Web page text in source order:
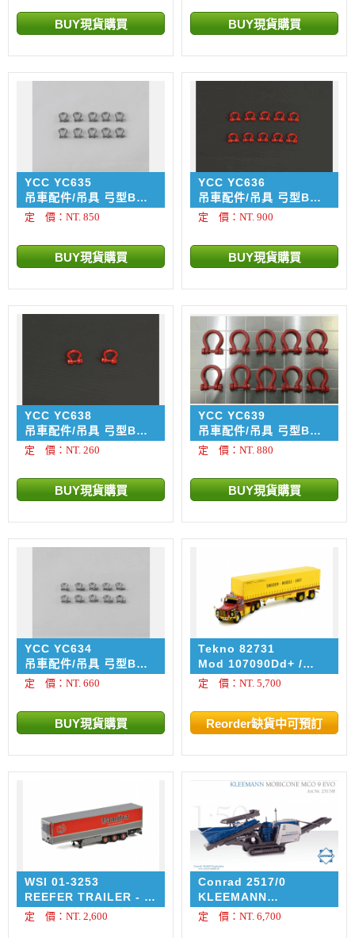
YCC YC635
吊車配件/吊具 弓型BW
卸扣 - Shackle
定 價：NT. 850
YCC YC636
吊車配件/吊具 弓型BW
卸扣 - Shackle 200
ton / 10入
定 價：NT. 900
YCC YC638
吊車配件/吊具 弓型BW
卸扣 - Shackle 500
ton / 2入
定 價：NT. 260
YCC YC639
吊車配件/吊具 弓型BW
卸扣 - Shackle
定 價：NT. 880
YCC YC634
吊車配件/吊具 弓型BW
卸扣 - Shackle 25 ton
/ 10入
定 價：NT. 660
Tekno 82731
Mod 107090Dd+ /
Stjarnstroms
Stjarnstroms
定 價：NT. 5,700
WSI 01-3253
REEFER TRAILER - 3
AXLE Vamitra
定 價：NT. 2,600
Conrad 2517/0
KLEEMANN
Mobicone 9 EVO
Track-mounted cone
定 價：NT. 6,700